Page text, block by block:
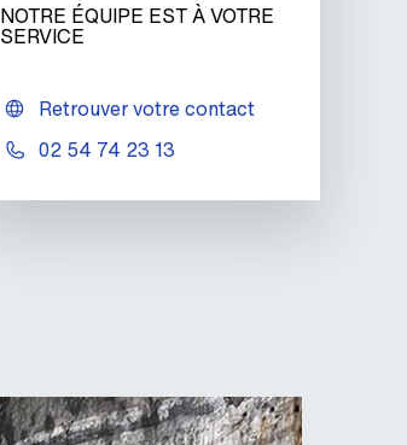
NOTRE ÉQUIPE EST À VOTRE
SERVICE
Retrouver votre contact
02 54 74 23 13